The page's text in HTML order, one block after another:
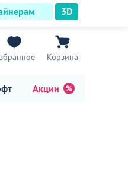
3D
Корзина
Акции